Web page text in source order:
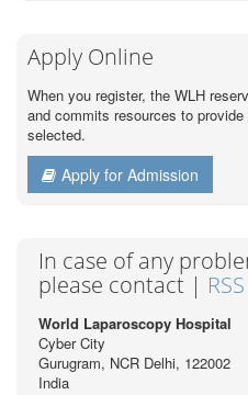
Apply Online
When you register, the WLH
and commits resources to
selected.
Apply for Admission
In case of any
please contact | RSS
World Laparoscopy Hospital
Cyber City
Gurugram, NCR Delhi, 122002
India